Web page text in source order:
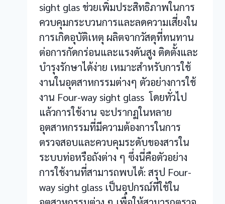
sight glas ช่วยเพิ่มประสิทธิภาพในการ
ควบคุมกระบวนการและลดความเสี่ยงใน
การเกิดอุบัติเหตุ ผลิตจากวัสดุที่ทนทาน
ต่อการกัดกร่อนและแรงดันสูง ติดตั้งและ
บำรุงรักษาได้ง่าย เหมาะสำหรับการใช้
งานในอุตสาหกรรมต่างๆ ตัวอย่างการใช้
งาน Four-way sight glass โดยทั่วไป
แล้วการใช้งาน จะปรากฏในหลาย
อุตสาหกรรมที่มีความต้องการในการ
ตรวจสอบและควบคุมระดับของสารใน
ระบบท่อหรือถังต่าง ๆ ซึ่งนี่คือตัวอย่าง
การใช้งานที่สามารถพบได้: สรุป Four-
way sight glass เป็นอุปกรณ์ที่ใช้ใน